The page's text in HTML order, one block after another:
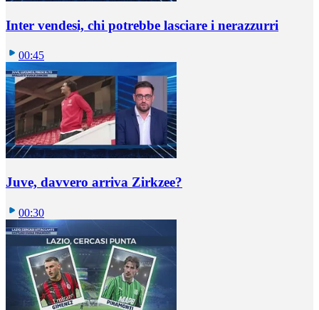
Inter vendesi, chi potrebbe lasciare i nerazzurri
00:45
Juve, davvero arriva Zirkzee?
00:30